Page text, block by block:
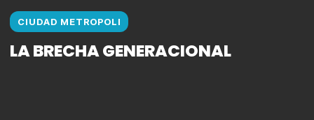
CIUDAD METROPOLI
LA BRECHA GENERACIONAL